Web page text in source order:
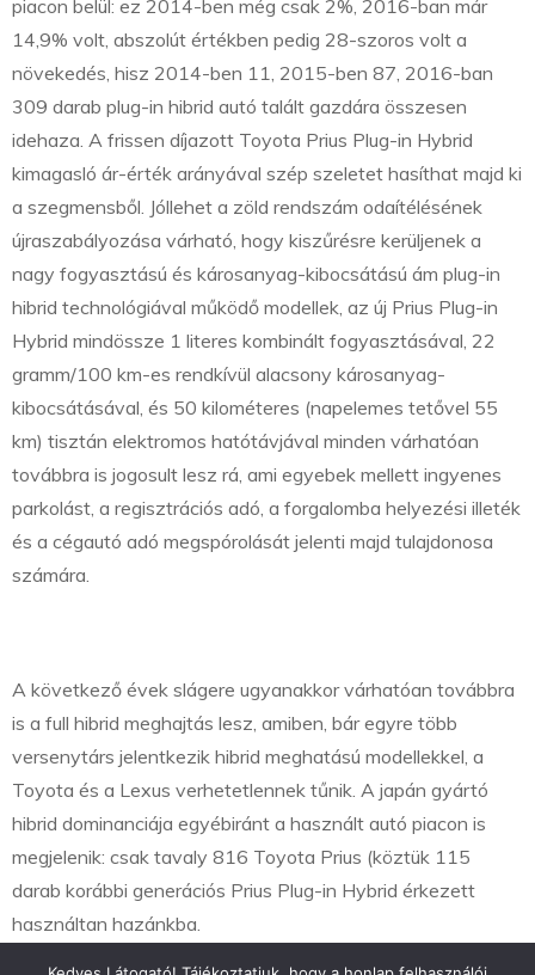
piacon belül: ez 2014-ben még csak 2%, 2016-ban már
14,9% volt, abszolút értékben pedig 28-szoros volt a
növekedés, hisz 2014-ben 11, 2015-ben 87, 2016-ban
309 darab plug-in hibrid autó talált gazdára összesen
idehaza. A frissen díjazott Toyota Prius Plug-in Hybrid
kimagasló ár-érték arányával szép szeletet hasíthat majd ki
a szegmensből. Jóllehet a zöld rendszám odaítélésének
újraszabályozása várható, hogy kiszűrésre kerüljenek a
nagy fogyasztású és károsanyag-kibocsátású ám plug-in
hibrid technológiával működő modellek, az új Prius Plug-in
Hybrid mindössze 1 literes kombinált fogyasztásával, 22
gramm/100 km-es rendkívül alacsony károsanyag-
kibocsátásával, és 50 kilométeres (napelemes tetővel 55
km) tisztán elektromos hatótávjával minden várhatóan
továbbra is jogosult lesz rá, ami egyebek mellett ingyenes
parkolást, a regisztrációs adó, a forgalomba helyezési illeték
és a cégautó adó megspórolását jelenti majd tulajdonosa
számára.
A következő évek slágere ugyanakkor várhatóan továbbra
is a full hibrid meghajtás lesz, amiben, bár egyre több
versenytárs jelentkezik hibrid meghatású modellekkel, a
Toyota és a Lexus verhetetlennek tűnik. A japán gyártó
hibrid dominanciája egyébiránt a használt autó piacon is
megjelenik: csak tavaly 816 Toyota Prius (köztük 115
darab korábbi generációs Prius Plug-in Hybrid érkezett
használtan hazánkba.